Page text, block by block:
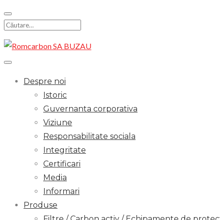
Skip
to
content
Search
for:
Despre noi
Istoric
Guvernanta corporativa
Viziune
Responsabilitate sociala
Integritate
Certificari
Media
Informari
Produse